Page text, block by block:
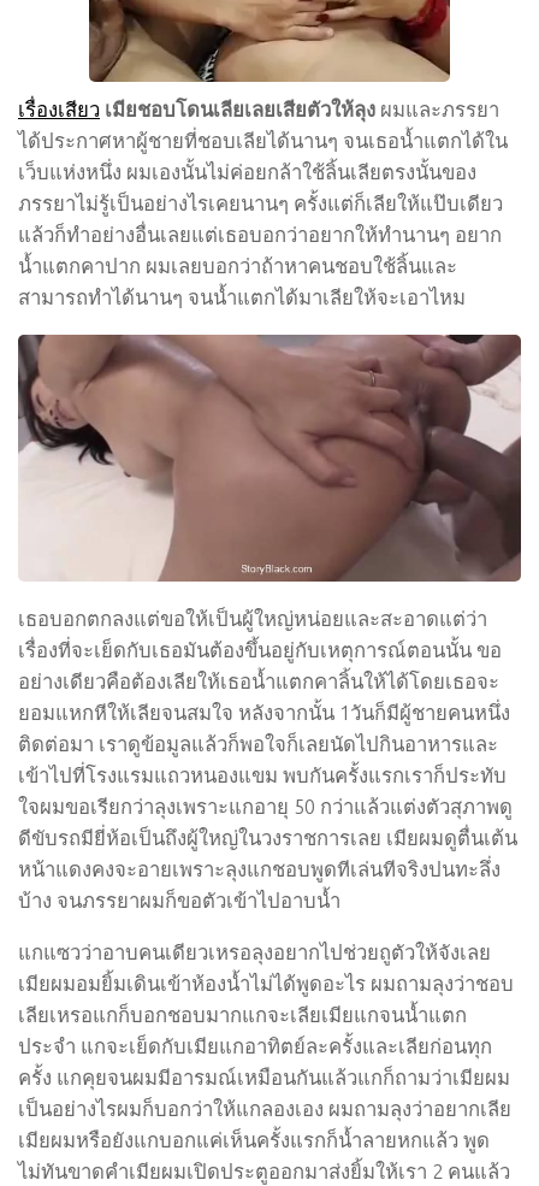
เรื่องเสียว เมียชอบโดนเลียเลยเสียตัวให้ลุง ผมและภรรยา
ได้ประกาศหาผู้ชายที่ชอบเลียได้นานๆ จนเธอน้ำแตกได้ใน
เว็บแห่งหนึ่ง ผมเองนั้นไม่ค่อยกล้าใช้ลิ้นเลียตรงนั้นของ
ภรรยาไม่รู้เป็นอย่างไรเคยนานๆ ครั้งแต่ก็เลียให้แป๊บเดียว
แล้วก็ทำอย่างอื่นเลยแต่เธอบอกว่าอยากให้ทำนานๆ อยาก
น้ำแตกคาปาก ผมเลยบอกว่าถ้าหาคนชอบใช้ลิ้นและ
สามารถทำได้นานๆ จนน้ำแตกได้มาเลียให้จะเอาไหม
เธอบอกตกลงแต่ขอให้เป็นผู้ใหญ่หน่อยและสะอาดแต่ว่า
เรื่องที่จะเย็ดกับเธอมันต้องขึ้นอยู่กับเหตุการณ์ตอนนั้น ขอ
อย่างเดียวคือต้องเลียให้เธอน้ำแตกคาลิ้นให้ได้โดยเธอจะ
ยอมแหกหีให้เลียจนสมใจ หลังจากนั้น 1วันก็มีผู้ชายคนหนึ่ง
ติดต่อมา เราดูข้อมูลแล้วก็พอใจก็เลยนัดไปกินอาหารและ
เข้าไปที่โรงแรมแถวหนองแขม พบกันครั้งแรกเราก็ประทับ
ใจผมขอเรียกว่าลุงเพราะแกอายุ 50 กว่าแล้วแต่งตัวสุภาพดู
ดีขับรถมียี่ห้อเป็นถึงผู้ใหญ่ในวงราชการเลย เมียผมดูตื่นเต้น
หน้าแดงคงจะอายเพราะลุงแกชอบพูดทีเล่นทีจริงปนทะลึ่ง
บ้าง จนภรรยาผมก็ขอตัวเข้าไปอาบน้ำ
แกแซวว่าอาบคนเดียวเหรอลุงอยากไปช่วยถูตัวให้จังเลย
เมียผมอมยิ้มเดินเข้าห้องน้ำไม่ได้พูดอะไร ผมถามลุงว่าชอบ
เลียเหรอแกก็บอกชอบมากแกจะเลียเมียแกจนน้ำแตก
ประจำ แกจะเย็ดกับเมียแกอาทิตย์ละครั้งและเลียก่อนทุก
ครั้ง แกคุยจนผมมีอารมณ์เหมือนกันแล้วแกก็ถามว่าเมียผม
เป็นอย่างไรผมก็บอกว่าให้แกลองเอง ผมถามลุงว่าอยากเลีย
เมียผมหรือยังแกบอกแค่เห็นครั้งแรกก็น้ำลายหกแล้ว พูด
ไม่ทันขาดคำเมียผมเปิดประตูออกมาส่งยิ้มให้เรา 2 คนแล้ว